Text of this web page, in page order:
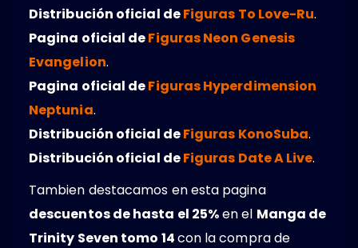
Distribución oficial deFiguras To Love-Ru.
Pagina oficial deFiguras Neon Genesis
Evangelion.
Pagina oficial deFiguras Hyperdimension
Neptunia.
Distribución oficial deFiguras KonoSuba.
Distribución oficial deFiguras Date A Live.
Tambien destacamos en esta pagina
descuentos de hasta el 25%en el Manga de
Trinity Seven tomo 14con la compra de